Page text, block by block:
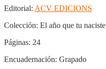
Editorial: ACV EDICIONS
Colección: El año que tu naciste
Páginas: 24
Encuadernación: Grapado